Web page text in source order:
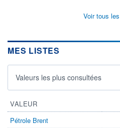
Voir tous
MES LISTES
Valeurs les plus consultées
VALEUR
Pétrole Brent